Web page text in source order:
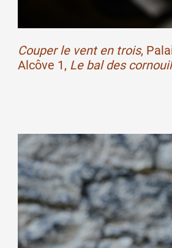
Couper le vent en trois,
Alcôve 1, Le bal des